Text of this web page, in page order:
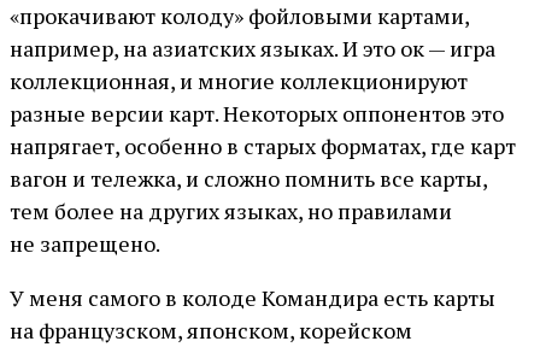
«прокачивают колоду» фойловыми картами,
например, на азиатских языках. И это ок — игра
коллекционная, и многие коллекционируют
разные версии карт. Некоторых оппонентов это
напрягает, особенно в старых форматах, где карт
вагон и тележка, и сложно помнить все карты,
тем более на других языках, но правилами
не запрещено.
У меня самого в колоде Командира есть карты
на французском, японском, корейском